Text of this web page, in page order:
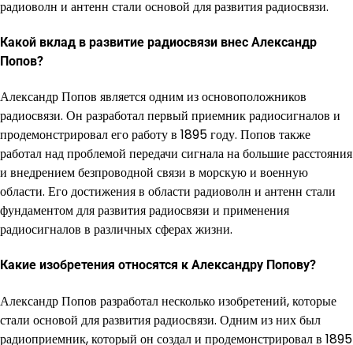
радиоволн и антенн стали основой для развития радиосвязи.
Какой вклад в развитие радиосвязи внес Александр
Попов?
Александр Попов является одним из основоположников
радиосвязи. Он разработал первый приемник радиосигналов и
продемонстрировал его работу в 1895 году. Попов также
работал над проблемой передачи сигнала на большие расстояния
и внедрением безпроводной связи в морскую и военную
области. Его достижения в области радиоволн и антенн стали
фундаментом для развития радиосвязи и применения
радиосигналов в различных сферах жизни.
Какие изобретения относятся к Александру Попову?
Александр Попов разработал несколько изобретений, которые
стали основой для развития радиосвязи. Одним из них был
радиоприемник, который он создал и продемонстрировал в 1895